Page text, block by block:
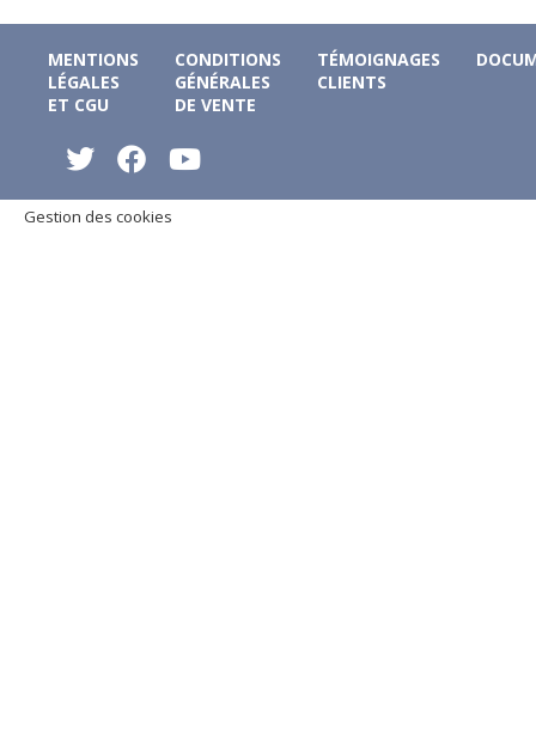
MENTIONS
LÉGALES
ET CGU
CONDITIONS
GÉNÉRALES
DE VENTE
TÉMOIGNAGES
CLIENTS
Gestion des cookies